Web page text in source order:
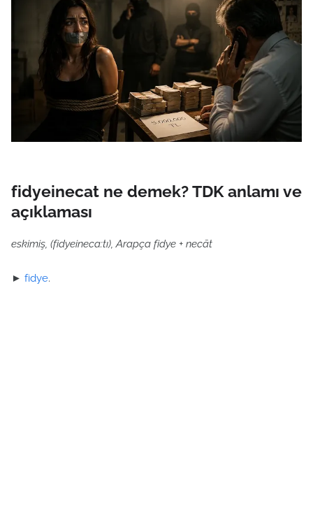
fidyeinecat ne demek? TDK anlamı ve
açıklaması
eskimiş, (fidyeineca:tı), Arapça fidye + necāt
► fidye.